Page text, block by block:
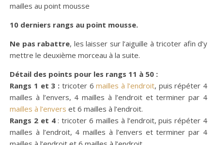
mailles au point mousse
10 derniers rangs au point mousse.
Ne pas rabattre, les laisser sur l’aiguille à tricoter afin d’y
mettre le deuxième morceau à la suite.
Détail des points pour les rangs 11 à 50 :
Rangs 1 et 3 : tricoter 6mailles à l’endroit, puis répéter 4
mailles à l’envers, 4 mailles à l’endroit et terminer par 4
mailles à l’envers et 6 mailles à l’endroit.
Rangs 2 et 4: tricoter 6 mailles à l’endroit, puis répéter 4
mailles à l’endroit, 4 mailles à l’envers et terminer par 4